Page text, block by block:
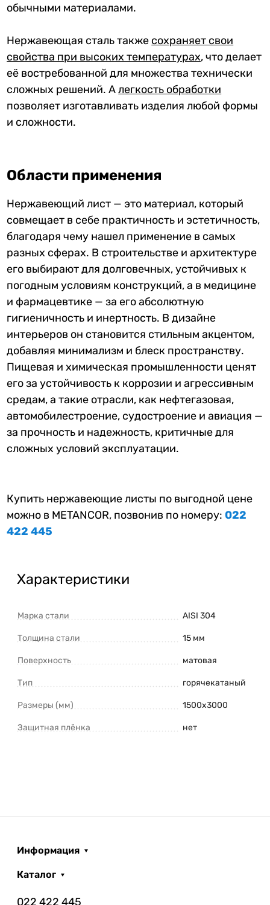
обычными материалами.
Нержавеющая сталь также сохраняет свои
свойства при высоких температурах, что делает
её востребованной для множества технически
сложных решений. Алегкость обработки
позволяет изготавливать изделия любой формы
и сложности.
Области применения
Нержавеющий лист — это материал, который
совмещает в себе практичность и эстетичность,
благодаря чему нашел применение в самых
разных сферах. В строительстве и архитектуре
его выбирают для долговечных, устойчивых к
погодным условиям конструкций, а в медицине
и фармацевтике — за его абсолютную
гигиеничность и инертность. В дизайне
интерьеров он становится стильным акцентом,
добавляя минимализм и блеск пространству.
Пищевая и химическая промышленности ценят
его за устойчивость к коррозии и агрессивным
средам, а такие отрасли, как нефтегазовая,
автомобилестроение, судостроение и авиация —
за прочность и надежность, критичные для
сложных условий эксплуатации.
Купить нержавеющие листы по выгодной цене
можно в METANCOR, позвонив по номеру: 022
422 445
Характеристики
Марка стали AISI 304
Толщина стали 15 мм
Поверхность матовая
Тип горячекатаный
Размеры (мм) 1500x3000
Защитная плёнка нет
Информация
Каталог
022 422 445